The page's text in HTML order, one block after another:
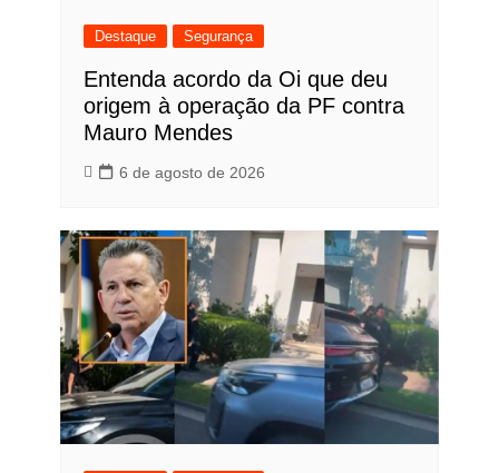
Destaque Segurança
Entenda acordo da Oi que deu
origem à operação da PF contra
Mauro Mendes
6 de agosto de 2026